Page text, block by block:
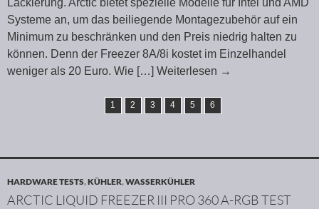
Lackierung. Arctic bietet spezielle Modelle für Intel und AMD
Systeme an, um das beiliegende Montagezubehör auf ein
Minimum zu beschränken und den Preis niedrig halten zu
können. Denn der Freezer 8A/8i kostet im Einzelhandel
weniger als 20 Euro. Wie […] Weiterlesen →
1 2 3 4 5 6
HARDWARE TESTS,KÜHLER,WASSERKÜHLER
ARCTIC LIQUID FREEZER III PRO 360 A-RGB TEST